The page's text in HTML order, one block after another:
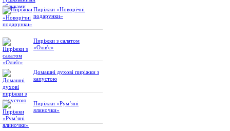
Пиріжки «Новорічні
подарунки»
Пиріжки з салатом
«Олів'є»
Домашні духові пиріжки з
капустою
Пиріжки «Рум’яні
ялиночки»